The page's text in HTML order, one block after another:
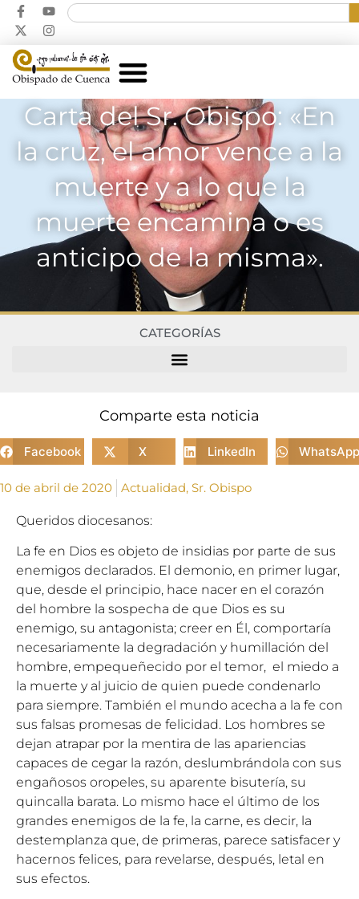
Carta del Sr. Obispo: «En
la cruz, el amor vence a la
muerte y a lo que la
muerte encamina o es
anticipo de la misma».
CATEGORÍAS
Comparte esta noticia
Facebook X LinkedIn WhatsApp
10 de abril de 2020 Actualidad, Sr. Obispo
Queridos diocesanos:
La fe en Dios es objeto de insidias por parte de sus
enemigos declarados. El demonio, en primer lugar,
que, desde el principio, hace nacer en el corazón
del hombre la sospecha de que Dios es su
enemigo, su antagonista; creer en Él, comportaría
necesariamente la degradación y humillación del
hombre, empequeñecido por el temor, el miedo a
la muerte y al juicio de quien puede condenarlo
para siempre. También el mundo acecha a la fe con
sus falsas promesas de felicidad. Los hombres se
dejan atrapar por la mentira de las apariencias
capaces de cegar la razón, deslumbrándola con sus
engañosos oropeles, su aparente bisutería, su
quincalla barata. Lo mismo hace el último de los
grandes enemigos de la fe, la carne, es decir, la
destemplanza que, de primeras, parece satisfacer y
hacernos felices, para revelarse, después, letal en
sus efectos.